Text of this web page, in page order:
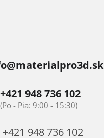
@materialpro3d.sk
+421 948 736 102
+421 948 736 102